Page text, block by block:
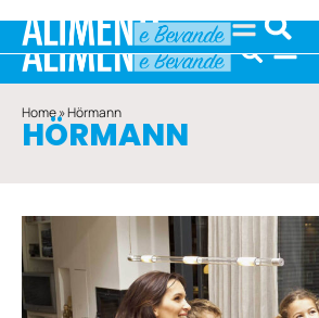
Home»Hörmann
HÖRMANN